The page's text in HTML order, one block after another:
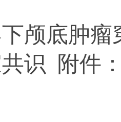
颅底肿
识 附件